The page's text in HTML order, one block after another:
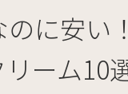
のに安
リーム10